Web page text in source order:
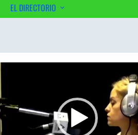
EL DIRECTORIO